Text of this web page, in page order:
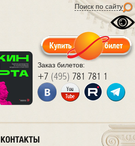
Поиск по сайту
Заказ билетов:
+7 (495) 781 781 1
КОНТАКТЫ